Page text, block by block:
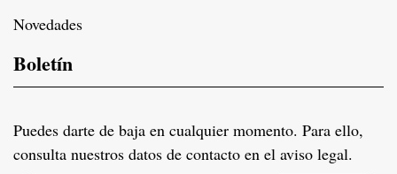
Novedades
Boletín
Puedes darte de baja en cualquier momento. Para ello,
consulta nuestros datos de contacto en el aviso legal.